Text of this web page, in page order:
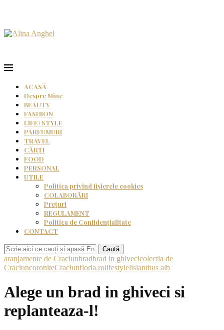
ACASĂ
Despre Mine
BEAUTY
FASHION
LIFE+STYLE
PARFUMURI
TRAVEL
CĂRȚI
FOOD
PERSONAL
UTILE
Politica privind fișierele cookies
COLABORĂRI
Prețuri
REGULAMENT
Politica de Confidențialitate
CONTACT
Caută
aranjamente de Craciunbradbrad in ghivecicolectia de
CraciuncoroniteCraciunfloria.rolifestylelisianthus alb
Alege un brad in ghiveci si
replanteaza-l!